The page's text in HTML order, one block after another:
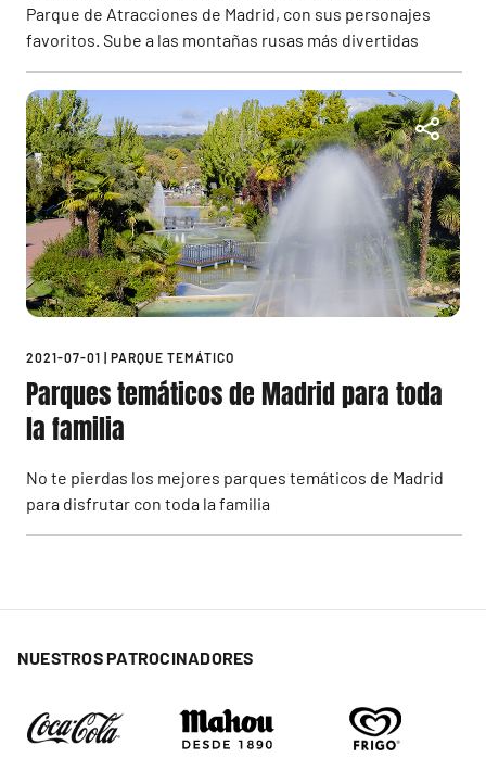
Parque de Atracciones de Madrid, con sus personajes
favoritos. Sube a las montañas rusas más divertidas
2021-07-01 PARQUE TEMÁTICO
Parques temáticos de Madrid para toda
la familia
No te pierdas los mejores parques temáticos de Madrid
para disfrutar con toda la familia
NUESTROS PATROCINADORES